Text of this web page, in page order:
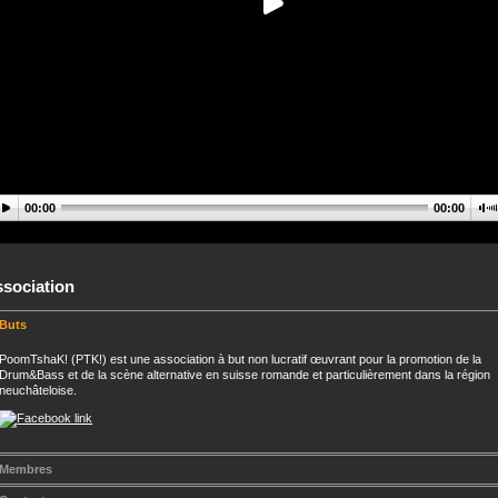
00:00 00:00
Buts
PoomTshaK! (PTK!) est une association à but non lucratif œuvrant pour la promotion de la
Drum&Bass et de la scène alternative en suisse romande et particulièrement dans la région
neuchâteloise.
Membres